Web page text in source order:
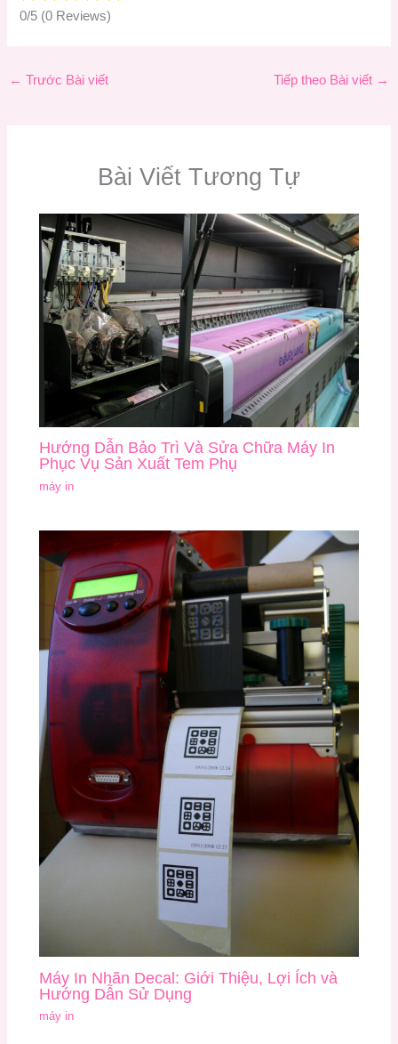
0/5 (0 Reviews)
← Trước Bài viết Tiếp theo Bài viết →
Bài Viết Tương Tự
Hướng Dẫn Bảo Trì Và Sửa Chữa Máy In
Phục Vụ Sản Xuất Tem Phụ
máy in
Máy In Nhãn Decal: Giới Thiệu, Lợi Ích và
Hướng Dẫn Sử Dụng
máy in